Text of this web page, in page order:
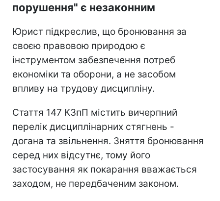
порушення" є незаконним
Юрист підкреслив, що бронювання за
своєю правовою природою є
інструментом забезпечення потреб
економіки та оборони, а не засобом
впливу на трудову дисципліну.
Стаття 147 КЗпП містить вичерпний
перелік дисциплінарних стягнень -
догана та звільнення. Зняття бронювання
серед них відсутнє, тому його
застосування як покарання вважається
заходом, не передбаченим законом.